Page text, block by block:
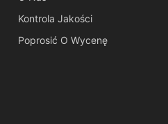
Kontrola Jakości
Poprosić O Wycenę